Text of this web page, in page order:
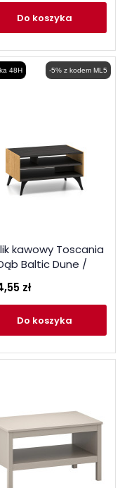
do koszyka
-5% z kodem ML5
48H
kawowy Toscania
Baltic Dune /
zł
do koszyka